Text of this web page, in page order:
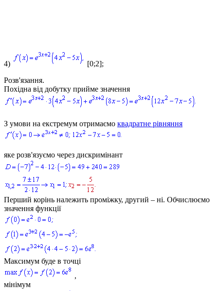
4)
[0;2];
Розв'язання.
Похідна від добутку прийме значення
З умови на екстремум отримаємо квадратне рівняння
яке розв'язуємо через дискримінант
Перший корінь належить проміжку, другий – ні. Обчислюємо
значення функції
Максимум буде в точці
,
мінімум